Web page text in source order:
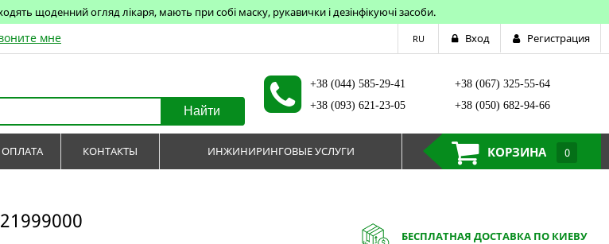
щоденний огляд лікаря, мають при собі маску, рукавички і дезінфікуючі засоби.
БЕСПЛАТНАЯ ДОСТАВКА ПО КИЕВУ
мне RU Вход Регистрация
Найти
+38 (044) 585-29-41
+38 (093) 621-23-05
+38 (067) 325-55-64
+38 (050) 682-94-66
ОПЛАТА КОНТАКТЫ ИНЖИНИРИНГОВЫЕ УСЛУГИ КОРЗИНА 0